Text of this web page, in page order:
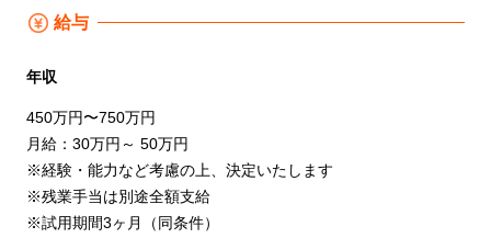
給与
年収
450万円〜750万円
月給：30万円～ 50万円
※経験・能力など考慮の上、決定いたします
※残業手当は別途全額支給
※試用期間3ヶ月（同条件）